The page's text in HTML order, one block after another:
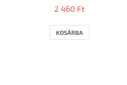
2 460 Ft
KOSÁRBA